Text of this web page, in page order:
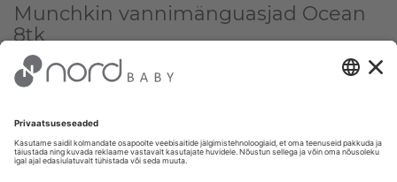
Munchkin vannimänguasjad Ocean
8tk
Vali värv:
Vali kogus: